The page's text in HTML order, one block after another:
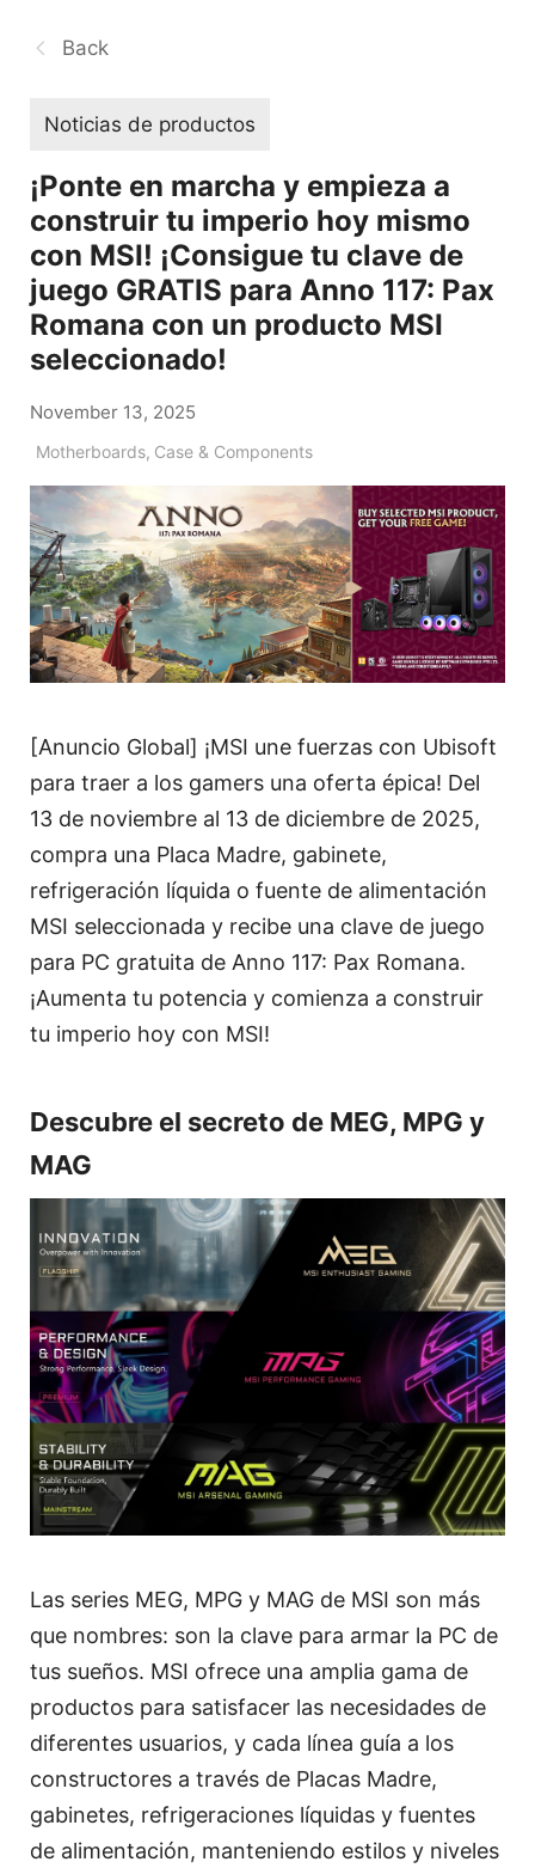
Back
Noticias de productos
¡Ponte en marcha y empieza a
construir tu imperio hoy mismo
con MSI! ¡Consigue tu clave de
juego GRATIS para Anno 117: Pax
Romana con un producto MSI
seleccionado!
November 13, 2025
Motherboards, Case & Components
[Anuncio Global] ¡MSI une fuerzas con Ubisoft
para traer a los gamers una oferta épica! Del
13 de noviembre al 13 de diciembre de 2025,
compra una Placa Madre, gabinete,
refrigeración líquida o fuente de alimentación
MSI seleccionada y recibe una clave de juego
para PC gratuita de Anno 117: Pax Romana.
¡Aumenta tu potencia y comienza a construir
tu imperio hoy con MSI!
Descubre el secreto de MEG, MPG y
MAG
Las series MEG, MPG y MAG de MSI son más
que nombres: son la clave para armar la PC de
tus sueños. MSI ofrece una amplia gama de
productos para satisfacer las necesidades de
diferentes usuarios, y cada línea guía a los
constructores a través de Placas Madre,
gabinetes, refrigeraciones líquidas y fuentes
de alimentación, manteniendo estilos y niveles